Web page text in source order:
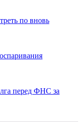
по вновь
перед ФНС за